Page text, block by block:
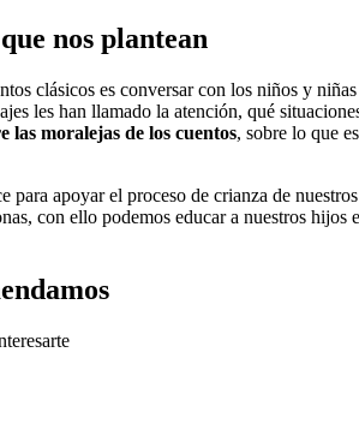
nos plantean
clásicos es conversar con los niños y
les han llamado la atención, qué
las moralejas de los cuentos, sobre lo que
para apoyar el proceso de crianza de
con ello podemos educar a nuestros